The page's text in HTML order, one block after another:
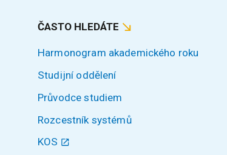
ČASTO HLEDÁTE
Harmonogram akademického roku
Studijní oddělení
Průvodce studiem
Rozcestník systémů
KOS